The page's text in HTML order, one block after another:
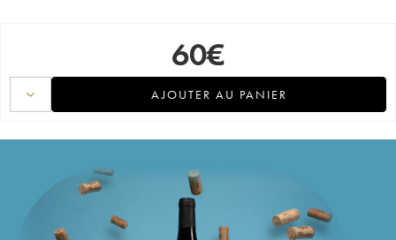
60€
AJOUTER AU PANIER